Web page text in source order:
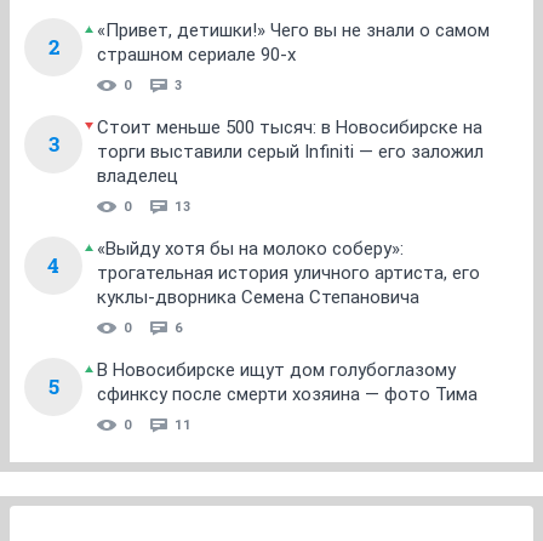
2
«Привет, детишки!» Чего вы не знали о самом
страшном сериале 90-х
0 3
3
Стоит меньше 500 тысяч: в Новосибирске на
торги выставили серый Infiniti — его заложил
владелец
0 13
4
«Выйду хотя бы на молоко соберу»:
трогательная история уличного артиста, его
куклы-дворника Семена Степановича
0 6
5
В Новосибирске ищут дом голубоглазому
сфинксу после смерти хозяина — фото Тима
0 11